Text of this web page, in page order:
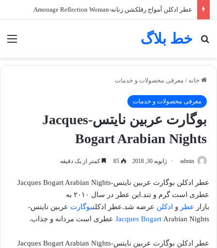
عطر ادکلن آمواج رفلکشن زنانه-Amouage Reflection Woman
خط بلاگ
جستجو برای
خانه / معرفی محصولات و خدمات
معرفی محصولات و خدمات
بوگارت عربین نایتس-Jacques
Bogart Arabian Nights
admin ژانویه 30, 2018 85 کمتر از یک دقیقه
عطر ادکلن بوگارت عربین نایتس-Jacques Bogart Arabian Nights
عطری است گرم و تند.این عطر در سال ۲۰۱۰ به
بازار عطر و ادکلن عرضه شد.عطر ادکلنبوگارت عربین نایتس-
Jacques Bogart Arabian Nights عطری است مردانه و جذاب.
عطر ادکلن بوگارت عربین نایتس-Jacques Bogart Arabian Nights